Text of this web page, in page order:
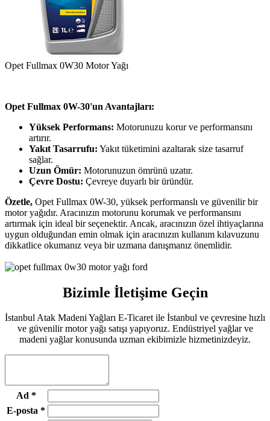
Opet Fullmax 0W30 Motor Yağı
Opet Fullmax 0W-30'un Avantajları:
Yüksek Performans: Motorunuzu korur ve performansını
artırır.
Yakıt Tasarrufu: Yakıt tüketimini azaltarak size tasarruf
sağlar.
Uzun Ömür: Motorunuzun ömrünü uzatır.
Çevre Dostu: Çevreye duyarlı bir üründür.
Özetle, Opet Fullmax 0W-30, yüksek performanslı ve güvenilir bir
motor yağıdır. Aracınızın motorunu korumak ve performansını
artırmak için ideal bir seçenektir. Ancak, aracınızın özel ihtiyaçlarına
uygun olduğundan emin olmak için aracınızın kullanım kılavuzunu
dikkatlice okumanız veya bir uzmana danışmanız önemlidir.
Bizimle İletişime Geçin
İstanbul Atak Madeni Yağları E-Ticaret ile İstanbul ve çevresine hızlı
ve güvenilir motor yağı satışı yapıyoruz. Endüstriyel yağlar ve
madeni yağlar konusunda uzman ekibimizle hizmetinizdeyiz.
Ad*
E-posta *